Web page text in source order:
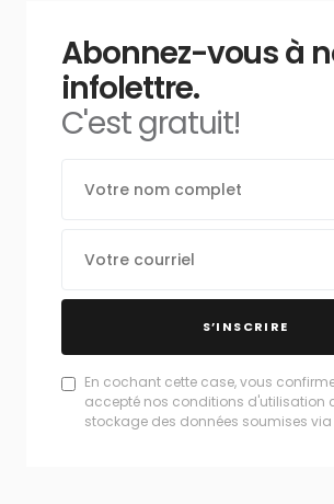
Abonnez-vous à
infolettre.
C'est gratuit!
S’INSCRIRE
En cochant cette case, vous
accepté nos conditions d'utilisation
stockage des données soumises